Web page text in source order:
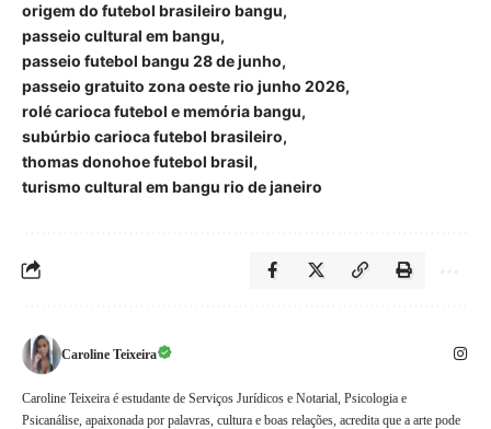
origem do futebol brasileiro bangu
passeio cultural em bangu
passeio futebol bangu 28 de junho
passeio gratuito zona oeste rio junho 2026
rolé carioca futebol e memória bangu
subúrbio carioca futebol brasileiro
thomas donohoe futebol brasil
turismo cultural em bangu rio de janeiro
Caroline Teixeira
Caroline Teixeira é estudante de Serviços Jurídicos e Notarial, Psicologia e
Psicanálise, apaixonada por palavras, cultura e boas relações, acredita que a arte pode